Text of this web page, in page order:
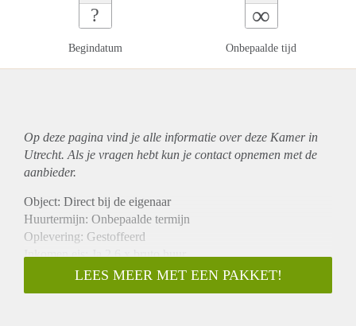
?
Begindatum
∞
Onbepaalde tijd
Op deze pagina vind je alle informatie over deze Kamer in
Utrecht. Als je vragen hebt kun je contact opnemen met de
aanbieder.
Object: Direct bij de eigenaar
Huurtermijn: Onbepaalde termijn
Oplevering: Gestoffeerd
Inkomen eis: Ja 2,6 x bruto huur
Garantiestelling mogelijk: Ja
Borg: 1 maand
LEES MEER MET EEN PAKKET!